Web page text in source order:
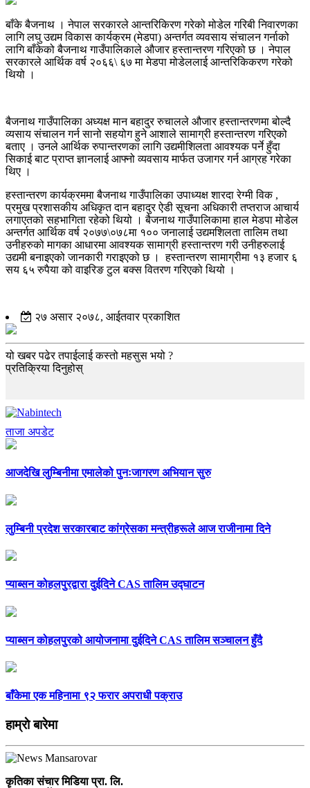
बाँके बैजनाथ । नेपाल सरकारले आन्तरिकिरण गरेको मोडेल गरिबी निवारणका
लागि लघु उद्यम विकास कार्यक्रम (मेडपा) अन्तर्गत व्यवसाय संचालन गर्नाको
लागि बाँकेको बैजनाथ गाउँपालिकाले औजार हस्तान्तरण गरिएको छ । नेपाल
सरकारले आर्थिक वर्ष २०६६\ ६७ मा मेडपा मोडेललाई आन्तरिकिकरण गरेको
थियो ।
बैजनाथ गाउँपालिका अध्यक्ष मान बहादुर रुचालले औजार हस्तान्तरणमा बोल्दै
व्यसाय संचालन गर्न सानो सहयोग हुने आशाले सामाग्री हस्तान्तरण गरिएको
बताए । उनले आर्थिक रुपान्तरणका लागि उद्यमीशिलता आवश्यक पर्ने हुँदा
सिकाई बाट प्राप्त ज्ञानलाई आफ्नो व्यवसाय मार्फत उजागर गर्न आग्रह गरेका
थिए ।
हस्तान्तरण कार्यक्रममा बैजनाथ गाउँपालिका उपाध्यक्ष शारदा रेग्मी विक ,
प्रमुख प्रशासकीय अधिकृत दान बहादुर ऐडी सूचना अधिकारी तप्तराज आचार्य
लगाएतको सहभागिता रहेको थियो । बैजनाथ गाउँपालिकामा हाल मेडपा मोडेल
अन्तर्गत आर्थिक वर्ष २०७७\०७८मा १०० जनालाई उद्यमशिलता तालिम तथा
उनीहरुको मागका आधारमा आवश्यक सामाग्री हस्तान्तरण गरी उनीहरुलाई
उद्यमी बनाइएको जानकारी गराइएको छ । हस्तान्तरण सामाग्रीमा १३ हजार ६
सय ६५ रुपैया को वाइरिङ टुल बक्स वितरण गरिएको थियो ।
२७ असार २०७८, आईतवार प्रकाशित
यो खबर पढेर तपाईलाई कस्तो महसुस भयो ?
प्रतिक्रिया दिनुहोस्
ताजा अपडेट
आजदेखि लुम्बिनीमा एमालेको पुनःजागरण अभियान सुरु
लुम्बिनी प्रदेश सरकारबाट कांग्रेसका मन्त्रीहरूले आज राजीनामा दिने
प्याब्सन कोहलपुरद्वारा दुईदिने CAS तालिम उद्घाटन
प्याब्सन कोहलपुरको आयोजनामा दुईदिने CAS तालिम सञ्चालन हुँदै
बाँकेमा एक महिनामा ९२ फरार अपराधी पक्राउ
हाम्राे बारेमा
कृतिका संचार मिडिया प्रा. लि.